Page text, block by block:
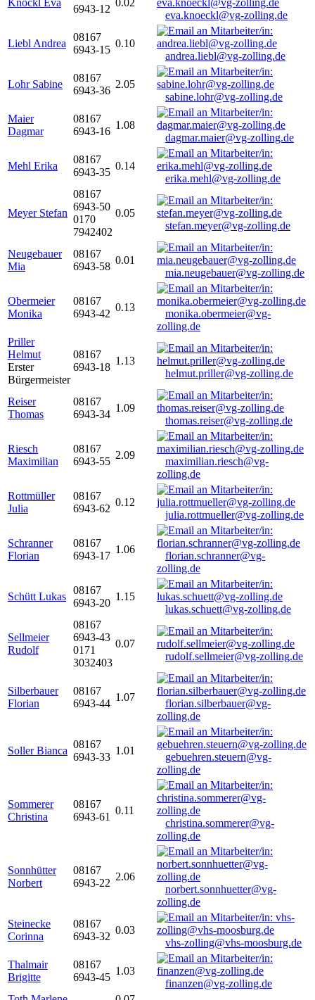
Knöckl Eva
6943-12
0.02
eva.knoeckl@vg-zolling.de
Liebl Andrea
08167
6943-15
0.10
andrea.liebl@vg-zolling.de
Lohr Sabine
08167
6943-36
2.05
sabine.lohr@vg-zolling.de
Maier
Dagmar
08167
6943-16
1.08
dagmar.maier@vg-zolling.de
Mehl Erika
08167
6943-35
0.14
erika.mehl@vg-zolling.de
Meyer Stefan
08167
6943-50
0170
7942402
0.05
stefan.meyer@vg-zolling.de
Neugebauer
Mia
08167
6943-58
0.01
mia.neugebauer@vg-zolling.de
Obermeier
Monika
08167
6943-42
0.13
monika.obermeier@vg-
zolling.de
Priller
Helmut
Erster
Bürgermeister
08167
6943-18
1.13
helmut.priller@vg-zolling.de
Reiser
Thomas
08167
6943-34
1.09
thomas.reiser@vg-zolling.de
Riesch
Maximilian
08167
6943-55
2.09
maximilian.riesch@vg-
zolling.de
Rottmüller
Julia
08167
6943-62
0.12
julia.rottmueller@vg-zolling.de
Schranner
Florian
08167
6943-17
1.06
florian.schranner@vg-
zolling.de
Schütt Lukas
08167
6943-20
1.15
lukas.schuett@vg-zolling.de
Sellmeier
Rudolf
08167
6943-43
0171
3032403
0.07
rudolf.sellmeier@vg-zolling.de
Silberbauer
Florian
08167
6943-44
1.07
florian.silberbauer@vg-
zolling.de
Soller Bianca
08167
6943-33
1.01
gebuehren.steuern@vg-
zolling.de
Sommerer
Christina
08167
6943-61
0.11
christina.sommerer@vg-
zolling.de
Sonnhütter
Norbert
08167
6943-22
2.06
norbert.sonnhuetter@vg-
zolling.de
Steinecke
Corinna
08167
6943-32
0.03
vhs-zolling@vhs-moosburg.de
Thalmair
Brigitte
08167
6943-45
1.03
finanzen@vg-zolling.de